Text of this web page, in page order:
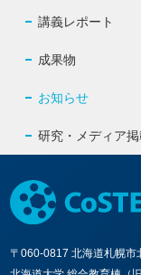
講義レポート
成果物
お知らせ
研究・メディア掲
〒060-0817 北海道札幌市